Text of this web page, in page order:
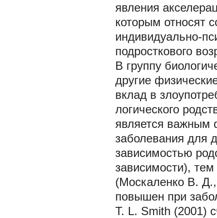
явления
которым относят
индивидуально-
подросткового
В группу
другие
вклад в
логического
является важным
заболевания для
зависимостью
зависимости),
(Москаленко В. Д.,
повышен при
T. L. Smith (2001)